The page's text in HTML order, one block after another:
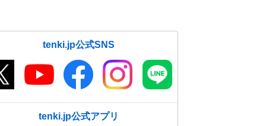
tenki.jp公式SNS
tenki.jp公式アプリ